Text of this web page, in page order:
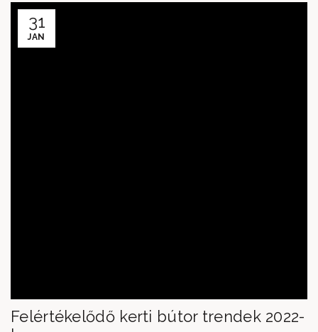
31
JAN
Felértékelődő kerti bútor trendek 2022-